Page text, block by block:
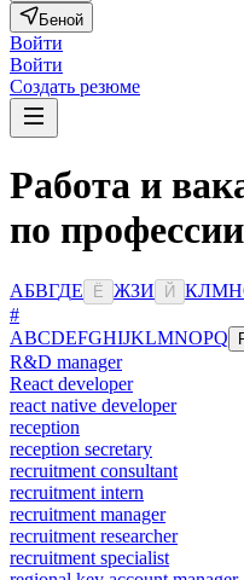
Беной
Войти
Войти
Создать резюме
Работа и
по
АБВГДЕ Ё ЖЗИ Й КЛМН
#
ABCDEFGHIJKLMNOPQ
R&D manager
React developer
react native developer
reception
reception secretary
recruitment consultant
recruitment intern
recruitment manager
recruitment researcher
recruitment specialist